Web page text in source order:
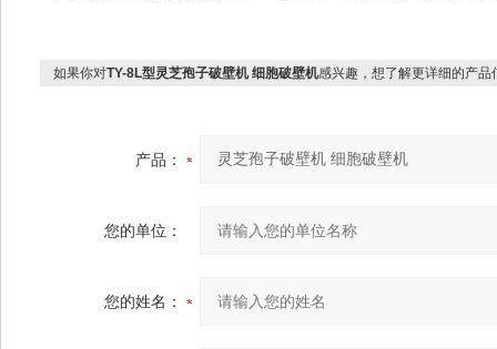
如果你对TY-8L型灵芝孢子破壁机 细胞破壁机感兴趣，想了解更详细的产
产品：
您的单位：
您的姓名：